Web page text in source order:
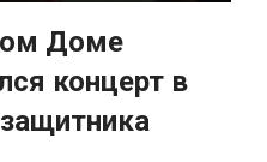
Доме
концерт в